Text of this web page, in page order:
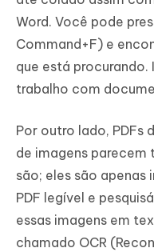
Word. Você pode
Command+F) e
que está procurando.
trabalho com
Por outro lado,
de imagens parecem
são; eles são apenas
PDF legível e
essas imagens em
chamado OCR